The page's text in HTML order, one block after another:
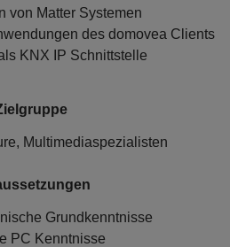
von Matter Systemen
des domovea Clients
KNX IP Schnittstelle
Multimediaspezialisten
Grundkenntnisse
PC Kenntnisse